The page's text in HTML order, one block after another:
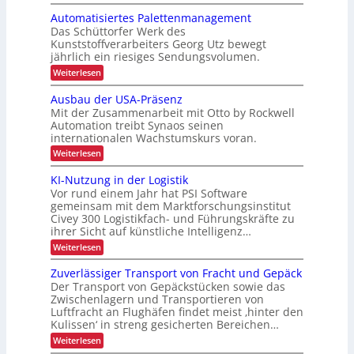
r
l
i
n
g
h
ö
f
e
d
P
r
ä
z
s
i
o
n
i
m
i
n
n
e
r
b
e
t
r
i
e
P
r
o
z
e
s
s
r
ü
c
k
m
e
l
d
n
g
q
u
e
n
z
l
i
e
f
e
r
u
n
g
d
a
n
k
A
i
m
t
e
c
D
C
I
x
Automatisiertes Palettenmanagement
Das Schüttorfer Werk des
Kunststoffverarbeiters Georg Utz bewegt
jährlich ein riesiges Sendungsvolumen.
Weiterlesen:
A
t
o
m
a
t
i
i
e
r
e
s
P
a
l
e
t
t
e
n
m
a
Ausbau der USA-Präsenz
Mit der Zusammenarbeit mit Otto by Rockwell
Automation treibt Synaos seinen
internationalen Wachstumskurs voran.
Weiterlesen:
A
s
b
a
u
d
e
r
U
S
A
-
P
r
ä
s
e
KI-Nutzung in der Logistik
Vor rund einem Jahr hat PSI Software
gemeinsam mit dem Marktforschungsinstitut
Civey 300 Logistikfach- und Führungskräfte zu
ihrer Sicht auf künstliche Intelligenz…
Weiterlesen:
K
I
-
N
u
t
z
u
n
Zuverlässiger Transport von Fracht und Gepäck
Der Transport von Gepäckstücken sowie das
Zwischenlagern und Transportieren von
Luftfracht an Flughäfen findet meist ‚hinter den
Kulissen‘ in streng gesicherten Bereichen…
Weiterlesen:
Z